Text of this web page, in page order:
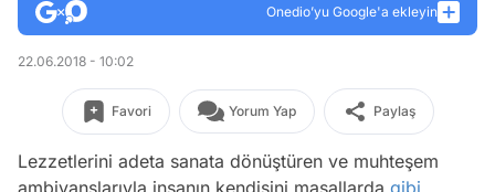
Onedio’yu Google'a ekleyin
22.06.2018 - 10:02
Favori Yorum Yap Paylaş
Lezzetlerini adeta sanata dönüştüren ve muhteşem
ambiyanslarıyla insanın kendisini masallarda gibi